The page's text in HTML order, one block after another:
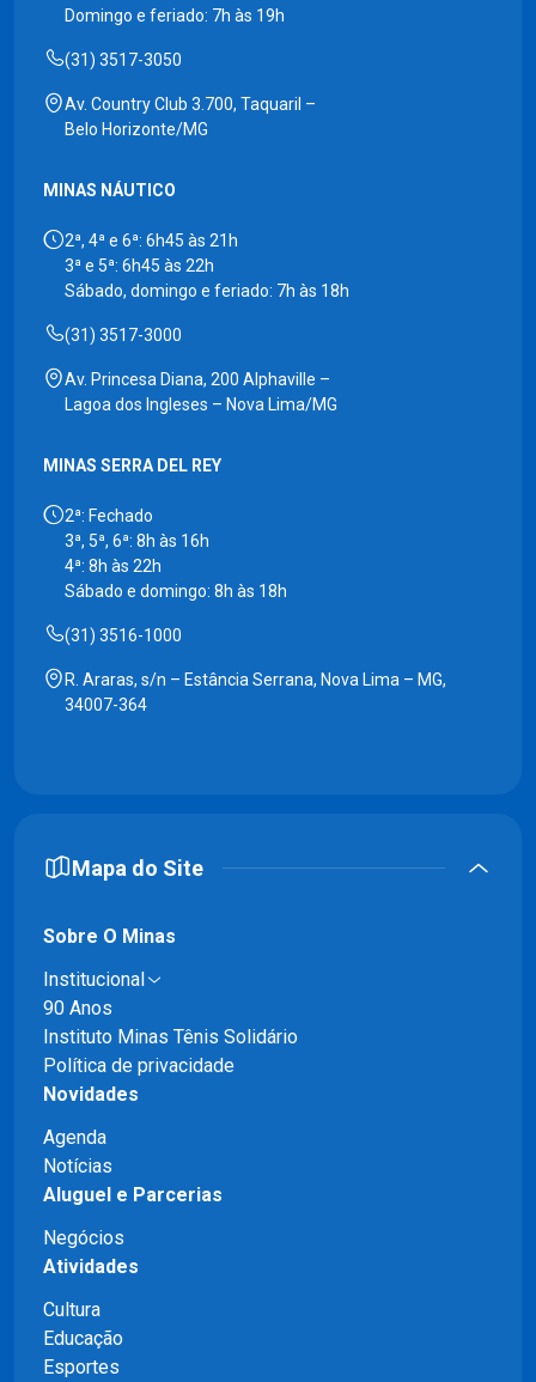
Domingo e feriado: 7h às 19h
(31) 3517-3050
Av. Country Club 3.700, Taquaril –
Belo Horizonte/MG
MINAS NÁUTICO
2ª, 4ª e 6ª: 6h45 às 21h
3ª e 5ª: 6h45 às 22h
Sábado, domingo e feriado: 7h às 18h
(31) 3517-3000
Av. Princesa Diana, 200 Alphaville –
Lagoa dos Ingleses – Nova Lima/MG
MINAS SERRA DEL REY
2ª: Fechado
3ª, 5ª, 6ª: 8h às 16h
4ª: 8h às 22h
Sábado e domingo: 8h às 18h
(31) 3516-1000
R. Araras, s/n – Estância Serrana, Nova Lima – MG,
34007-364
Mapa do Site
Sobre O Minas
Institucional
90 Anos
Instituto Minas Tênis Solidário
Política de privacidade
Novidades
Agenda
Notícias
Aluguel e Parcerias
Negócios
Atividades
Cultura
Educação
Esportes